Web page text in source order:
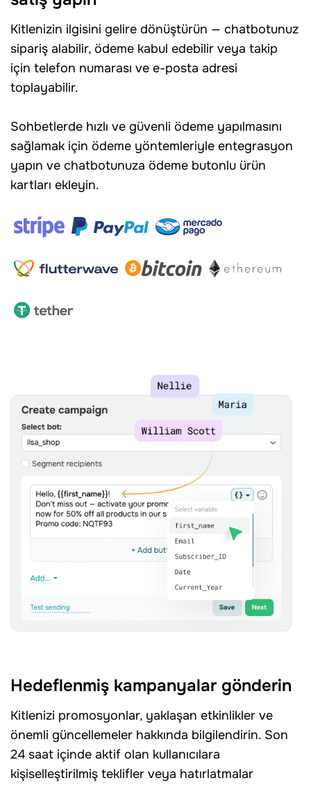
Kitlenizin ilgisini gelire dönüştürün — chatbotunuz
sipariş alabilir, ödeme kabul edebilir veya takip
için telefon numarası ve e-posta adresi
toplayabilir.
Sohbetlerde hızlı ve güvenli ödeme yapılmasını
sağlamak için ödeme yöntemleriyle entegrasyon
yapın ve chatbotunuza ödeme butonlu ürün
kartları ekleyin.
Hedeflenmiş kampanyalar gönderin
Kitlenizi promosyonlar, yaklaşan etkinlikler ve
önemli güncellemeler hakkında bilgilendirin. Son
24 saat içinde aktif olan kullanıcılara
kişiselleştirilmiş teklifler veya hatırlatmalar